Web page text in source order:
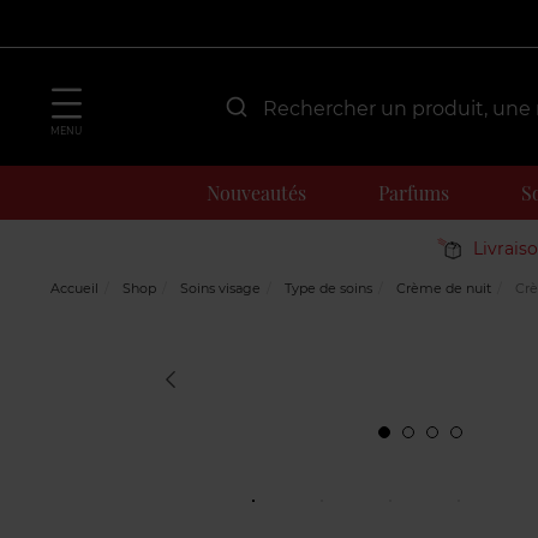
MENU
Nouveautés Parfums
Accueil Shop Soins visage Type de soins Crème de nuit